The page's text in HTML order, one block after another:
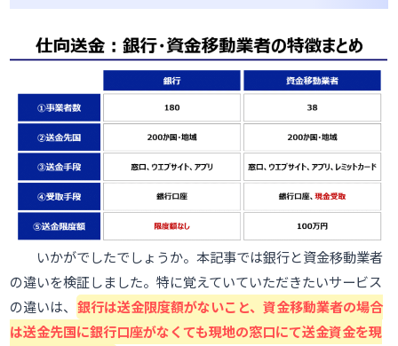
いかがでしたでしょうか。本記事では銀行と資金移動業者
の違いを検証しました。特に覚えていていただきたいサービス
の違いは、 銀行は送金限度額がないこと、資金移動業者の場合
は送金先国に銀行口座がなくても現地の窓口にて送金資金を現